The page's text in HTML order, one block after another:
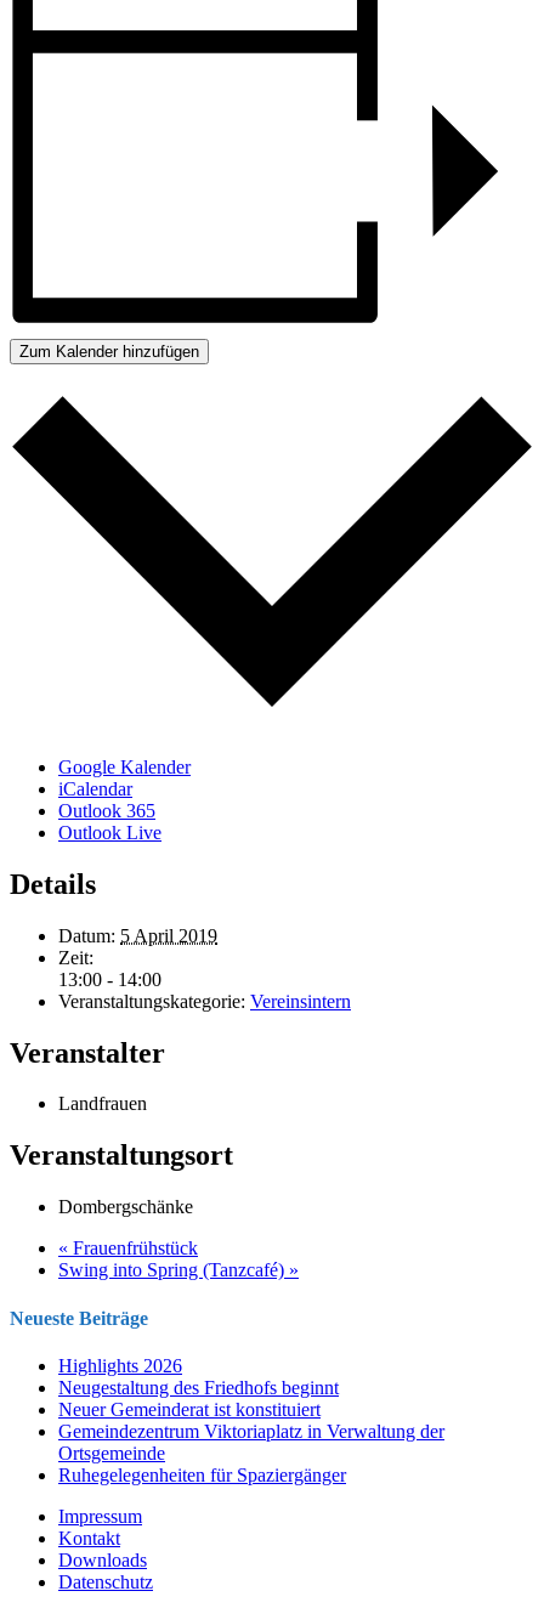
Zum Kalender hinzufügen
Google Kalender
iCalendar
Outlook 365
Outlook Live
Details
Datum: 5 April 2019
Zeit:
13:00 - 14:00
Veranstaltungskategorie: Vereinsintern
Veranstalter
Landfrauen
Veranstaltungsort
Dombergschänke
« Frauenfrühstück
Swing into Spring (Tanzcafé) »
Neueste Beiträge
Highlights 2026
Neugestaltung des Friedhofs beginnt
Neuer Gemeinderat ist konstituiert
Gemeindezentrum Viktoriaplatz in Verwaltung der
Ortsgemeinde
Ruhegelegenheiten für Spaziergänger
Impressum
Kontakt
Downloads
Datenschutz